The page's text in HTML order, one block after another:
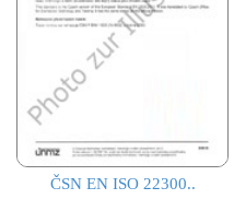
ČSN EN ISO 22300..